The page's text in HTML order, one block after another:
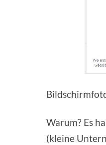
Warum? Es
(kleine